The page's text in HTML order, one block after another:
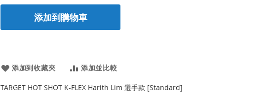
添加到購物車
添加到收藏夾 添加並比較
TARGET HOT SHOT K-FLEX Harith Lim 選手款 [Standard]